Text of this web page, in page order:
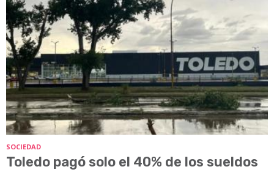
SOCIEDAD
Toledo pagó solo el 40% de los sueldos